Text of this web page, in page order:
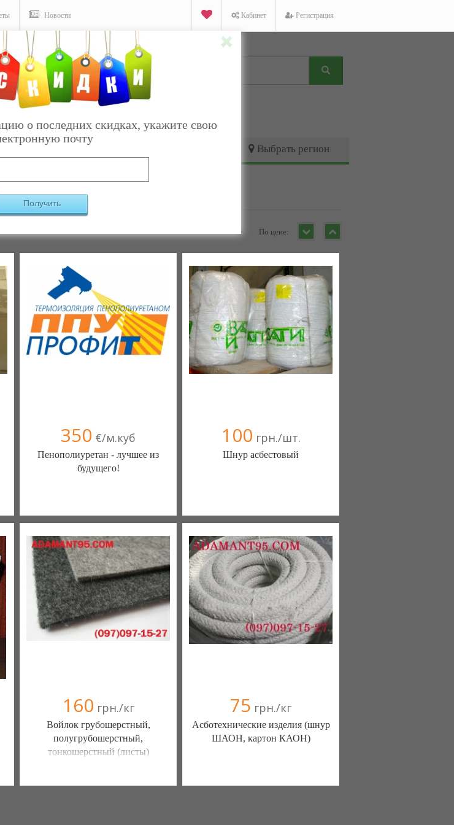
Новости Кабинет Регистрация
Выбрать регион
материалы
По цене:
350 €/м.куб
Пенополиуретан - лучшее из
будущего!
150 отзыв(а), 100% положительных
067 6305521
100 грн./шт.
Шнур асбестовый
050 4070313
160 грн./кг
Войлок грубошерстный,
полугрубошерстный,
тонкошерстный (листы)
+38097 0971527
75 грн./кг
Асботехнические изделия (шнур
ШАОН, картон КАОН)
+38097 0971527
о последних скидках, укажите свою
почту
Получить